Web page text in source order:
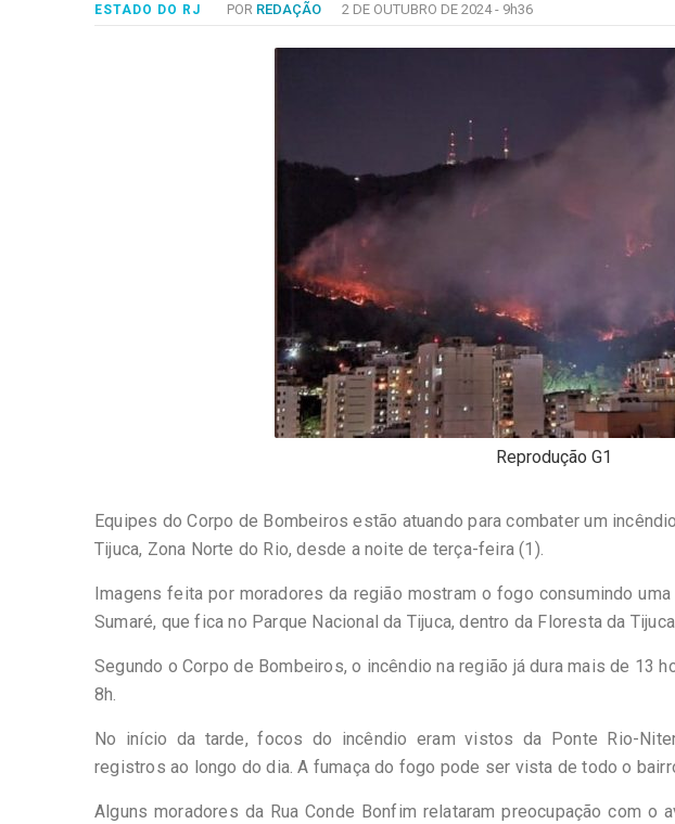
DesenvolvidoESTADO DO RJ POR REDAÇÃO 2 DE OUTUBRO DE 2024 - 9h36
Reprodução G1
Equipes do Corpo de Bombeiros estão atuando para combater um
Tijuca, Zona Norte do Rio, desde a noite de terça-feira (1).
Imagens feita por moradores da região mostram o fogo consumindo
Sumaré, que fica no Parque Nacional da Tijuca, dentro da Floresta da
Segundo o Corpo de Bombeiros, o incêndio na região já dura mais de 13
8h.
No início da tarde, focos do incêndio eram vistos da Ponte Rio-
registros ao longo do dia. A fumaça do fogo pode ser vista de todo o
Alguns moradores da Rua Conde Bonfim relataram preocupação com o